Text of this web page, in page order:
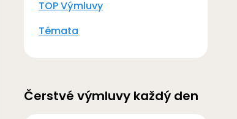
TOP Výmluvy
Témata
Čerstvé výmluvy každý den